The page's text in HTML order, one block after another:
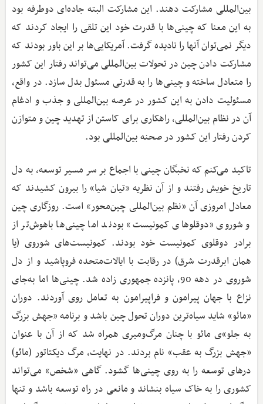
بین‌المللی مشارکت دهند. این مشارکت البته جاده‌ای دوطرفه بود
به این معنا که چینی‌ها با قدرت خود این تلقی را ایجاد کردند که
دیگر نمی‌توان آنها را نادیده گرفت. آمریکایی‌ها بر این باور بودند که
مشارکت دادن چین در تحولات بین‌المللی می‌تواند رفتار این کشور
را متعادل ساخته و چینی‌ها را به قدرتی مسئول بدل سازد. در واقع،
مسئولیت دادن به این کشور در عرصه بین‌المللی و جذب و ادغام
آن در نظام بین‌المللی، راهکاری برای کاستن از تهدید چین و متوازن
کردن رفتار این کشور در صحنه بین‌المللی بود.
تاکید می‌کنم که نخبگان چینی با اجماع بر سر مسیر توسعه، به دل
تاریخ خویش رفتند و از آن نظریه «تیان شیا» را بیرون کشیدند که
معادل امروزی آن «نظم بین‌المللی چین‌محور» است. روزگاری چین
و شوروی «دوقلوهای کمونیست» بودند اما چینی‌ها باهوش‌تر از
برادر دوقلوی کمونیست خود بودند. کمونیست‌های شوروی (یا
همان ابرقدرت شرق) در رقابت با ایالات‌متحده فروپاشید و از دل
شوروی در دهه 90، پانزده جمهوری زاده شد. چینی‌ها اما به‌جای
نزاع با جهان پیرامون و فراپیرامون به تعامل روی آوردند. دوران
«مائو» شاید سیاه‌ترین دوران تحول چین باشد و برنامه «جهش بزرگ
به جلو»‌ی مائو با چنان مرگ‌ومیری همراه شد که از آن با عنوان
«جهش بزرگ به عقب» نام بردند. در نهایت، مرگ دیکتاتور (مائو)
درهای توسعه را به روی چینی‌ها گشود. گاهی «شخص» می‌تواند
کشوری را به خاک سیاه بنشاند و مانعی در راه توسعه باشد و تنها